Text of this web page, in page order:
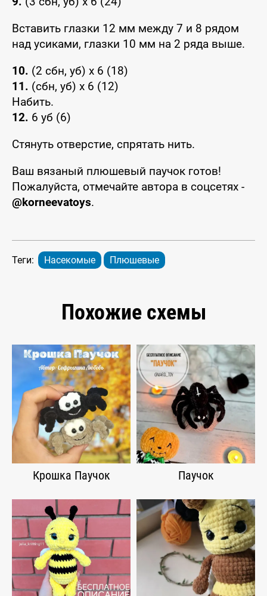
Вставить глазки 12 мм между 7 и 8 рядом
над усиками, глазки 10 мм на 2 ряда выше.
10. (2 сбн, уб) х 6 (18)
11. (сбн, уб) х 6 (12)
Набить.
12. 6 уб (6)
Стянуть отверстие, спрятать нить.
Ваш вязаный плюшевый паучок готов!
Пожалуйста, отмечайте автора в соцсетях -
@korneevatoys.
Теги: Насекомые Плюшевые
Похожие схемы
Крошка Паучок Паучок